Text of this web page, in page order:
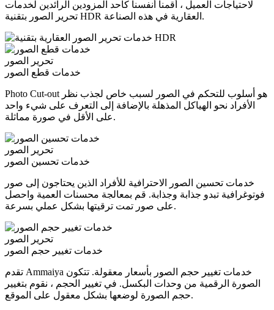
لاحتياجات العميل ، أقمنا أنفسنا كأحد المزودين الرائدين لخدمات
تحرير الصور بتقنية HDR العقارية في هذه الصناعة.
تحرير الصور
خدمات قطع الصور
Photo Cut-out هو أسلوب للتحكم في الصور لسبب خاص لجذب نظر
الأفراد نحو الهياكل المذهلة بالإضافة إلى التعرف على شيء واحد
على الأقل في صورة مماثلة.
تحرير الصور
خدمات تحسين الصور
خدمات تحسين الصور الاحترافية للأفراد الذين يحتاجون إلى صور
فوتوغرافية تبدو جذابة وجذابة. قم بمعالجة محسنات العمية واحصل
على صور تمت ترقيتها بشكل عملي بسرعة.
تحرير الصور
خدمات تغيير حجم الصور
تقدم Ammaiya خدمات تغيير حجم الصور بأسعار معقولة. تتكون
الصورة الرقمية من وحدات البكسل. في تغيير الحجم ، نقوم بتغيير
حجم الصورة لوضعها بشكل معقول على الموقع.